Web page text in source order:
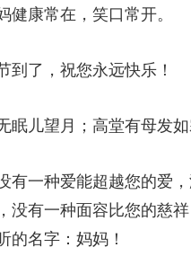
健康常在，笑口常开。
到了，祝您永远快乐！
眠儿望月；高堂有母发如
有一种爱能超越您的爱
没有一种面容比您的慈
的名字：妈妈！